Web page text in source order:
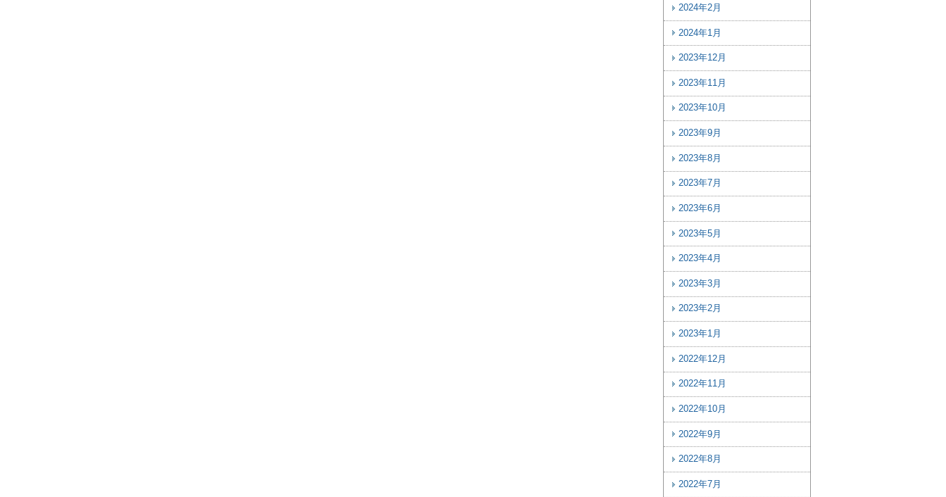
2024年2月
2024年1月
2023年12月
2023年11月
2023年10月
2023年9月
2023年8月
2023年7月
2023年6月
2023年5月
2023年4月
2023年3月
2023年2月
2023年1月
2022年12月
2022年11月
2022年10月
2022年9月
2022年8月
2022年7月